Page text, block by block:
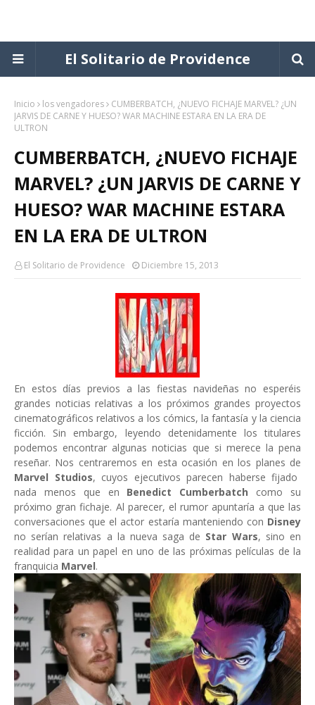
El Solitario de Providence
Inicio los vengadores
CUMBERBATCH, ¿NUEVO FICHAJE MARVEL? ¿UN
JARVIS DE CARNE Y HUESO? WAR MACHINE ESTARA EN LA ERA DE
ULTRON
CUMBERBATCH, ¿NUEVO FICHAJE
MARVEL? ¿UN JARVIS DE CARNE Y
HUESO? WAR MACHINE ESTARA
EN LA ERA DE ULTRON
El Solitario de Providence Diciembre 15, 2013
En estos días previos a las fiestas navideñas no esperéis
grandes noticias relativas a los próximos grandes proyectos
cinematográficos relativos a los cómics, la fantasía y la ciencia
ficción. Sin embargo, leyendo detenidamente los titulares
podemos encontrar algunas noticias que si merece la pena
reseñar. Nos centraremos en esta ocasión en los planes de
Marvel Studios, cuyos ejecutivos parecen haberse fijado
nada menos que en Benedict Cumberbatch como su
próximo gran fichaje. Al parecer, el rumor apuntaría a que las
conversaciones que el actor estaría manteniendo con Disney
no serían relativas a la nueva saga de Star Wars, sino en
realidad para un papel en uno de las próximas películas de la
franquicia Marvel.